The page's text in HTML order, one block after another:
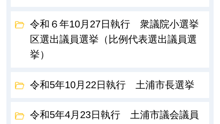
令和６年10月27日執行 衆議院小選挙
区選出議員選挙（比例代表選出議員選
挙）
令和5年10月22日執行 土浦市長選挙
令和5年4月23日執行 土浦市議会議員